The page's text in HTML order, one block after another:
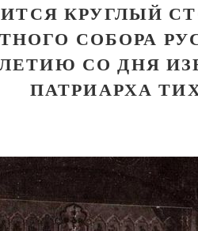
КРУГЛЫЙ
СОБОРА
ЛЕТИЮ СО ДНЯ
ПАТРИАРХА